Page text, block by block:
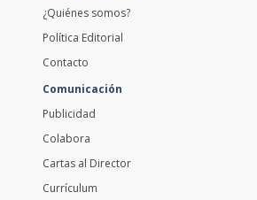
¿Quiénes somos?
Política Editorial
Contacto
Comunicación
Publicidad
Colabora
Cartas al Director
Currículum